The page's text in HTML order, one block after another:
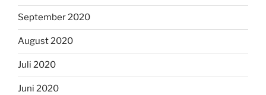
September 2020
August 2020
Juli 2020
Juni 2020